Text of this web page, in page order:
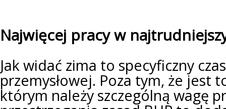
Najwięcej pracy w
Jak widać zima to specyficzny
przemysłowej. Poza tym, że jest
którym należy szczególną wagę